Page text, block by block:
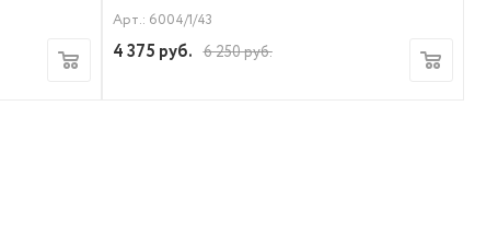
Арт.: 6004/1/43
4 375 руб. 6 250руб.